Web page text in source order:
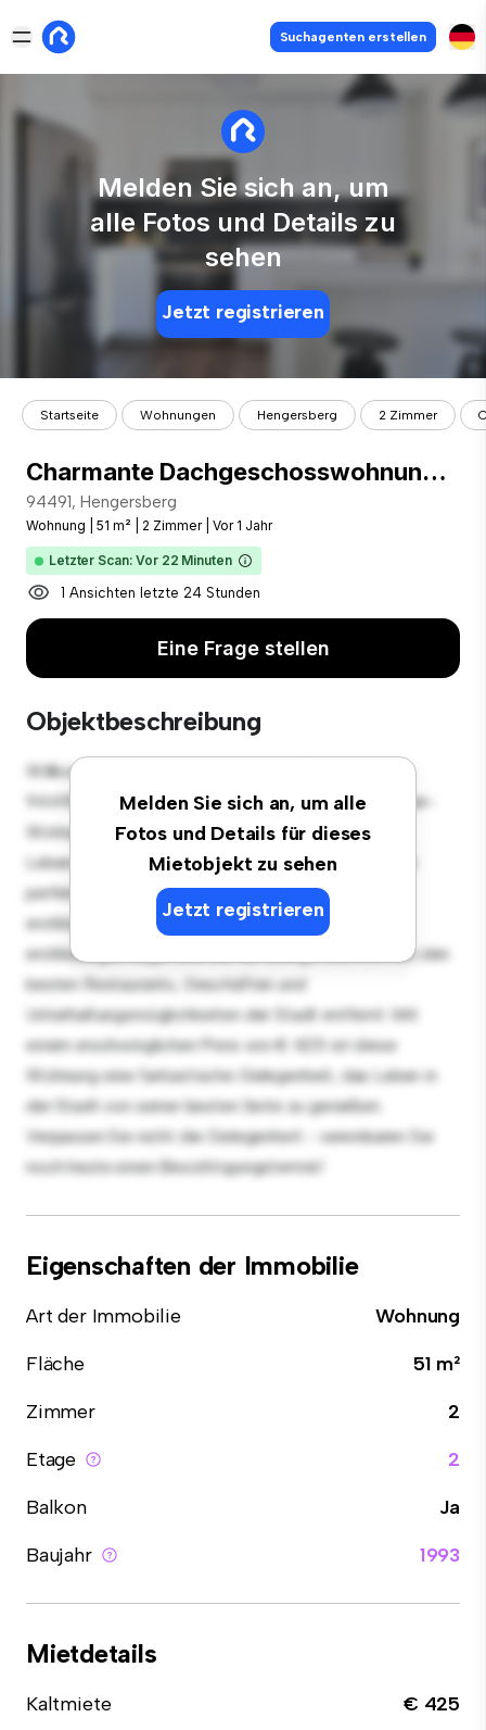
Suchagenten erstellen
Melden Sie sich an, um
alle Fotos und Details zu
sehen
Jetzt registrieren
Startseite Wohnungen Hengersberg 2 Zimmer
Charmante Dachgeschosswohnung mit Balkon & Blick ins Grüne – Ruhiges Wohnen in Hengersberg
94491, Hengersberg
Wohnung 51 m² 2 Zimmer Vor 1 Jahr
Letzter Scan: Vor 22 Minuten
1 Ansichten letzte 24 Stunden
Eine Frage stellen
Objektbeschreibung
Melden Sie sich an, um alle
Fotos und Details für dieses
Mietobjekt zu sehen
Jetzt registrieren
Willkommen in Ihrem neuen urbanen Rückzugsort in
94491, Hengersberg! Diese moderne 2 Schlafzimmer-
Wohnung bietet einen stilvollen und gemütlichen
Lebensraum. Die offene Raumaufteilung eignet sich
perfekt für Gäste, und die elegante Küche ist mit
erstklassigen Geräten ausgestattet. Dank der
erstklassigen Lage sind Sie nur wenige Schritte von den
besten Restaurants, Geschäften und
Unterhaltungsmöglichkeiten der Stadt entfernt. Mit
einem erschwinglichen Preis von € 425 ist diese
Wohnung eine fantastische Gelegenheit, das Leben in
der Stadt von seiner besten Seite zu genießen.
Verpassen Sie nicht die Gelegenheit - vereinbaren Sie
noch heute einen Besichtigungstermin!
Eigenschaften der Immobilie
Art der Immobilie
Wohnung
Fläche
51 m²
Zimmer
2
Etage
2
Balkon
Ja
Baujahr
1993
Mietdetails
Kaltmiete
€ 425